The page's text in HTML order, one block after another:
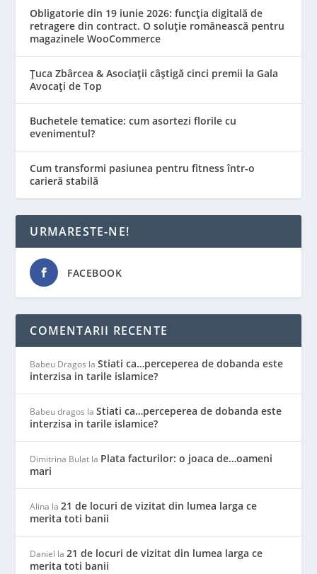
Obligatorie din 19 iunie 2026: funcția digitală de
retragere din contract. O soluție românească pentru
magazinele WooCommerce
Țuca Zbârcea & Asociații câștigă cinci premii la Gala
Avocați de Top
Buchetele tematice: cum asortezi florile cu
evenimentul?
Cum transformi pasiunea pentru fitness într-o
carieră stabilă
URMARESTE-NE!
FACEBOOK
COMENTARII RECENTE
Babeu Dragos laStiati ca…perceperea de dobanda este
interzisa in tarile islamice?
Babeu dragos laStiati ca…perceperea de dobanda este
interzisa in tarile islamice?
Dimitrina Bulat la Plata facturilor: o joaca de…oameni
mari
Alina la21 de locuri de vizitat din lumea larga ce
merita toti banii
Daniel la21 de locuri de vizitat din lumea larga ce
merita toti banii